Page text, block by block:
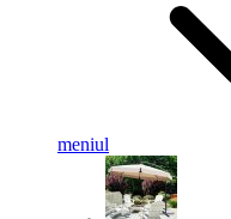
meniul